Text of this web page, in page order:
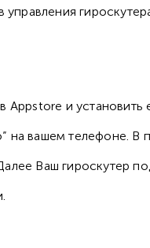
Appstore и установить
на вашем телефоне.
Ваш гироскутер